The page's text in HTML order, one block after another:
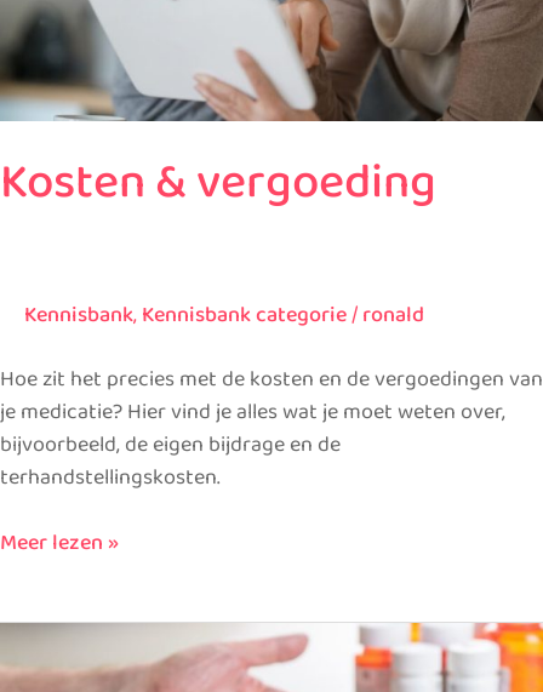
Kosten & vergoeding
Kennisbank,Kennisbank categorie/ronald
Hoe zit het precies met de kosten en de vergoedingen van
je medicatie? Hier vind je alles wat je moet weten over,
bijvoorbeeld, de eigen bijdrage en de
terhandstellingskosten.
Meer lezen »
Advies
over